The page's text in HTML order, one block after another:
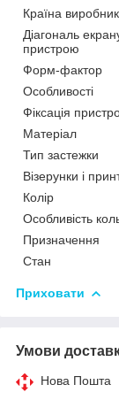
Країна виробник
Діагональ
пристрою
Форм-фактор
Особливості
Фіксація
Матеріал
Тип застежки
Візерунки і
Колір
Особливість
Призначення
Стан
Приховати
Умови
Нова Пошта